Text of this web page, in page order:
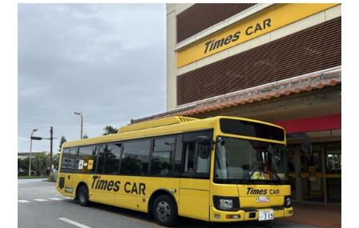
「宮古島ループバス」で、宮古島旅行を楽しんじゃいましょう！